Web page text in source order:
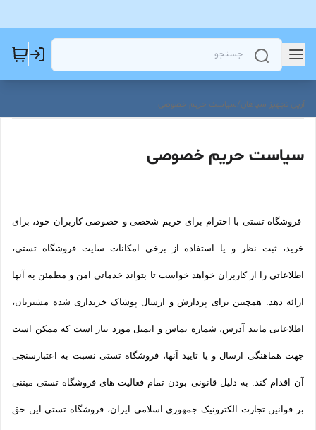
آرین تجهیز سپاهان/سیاست حریم خصوصی
سیاست حریم خصوصی
فروشگاه تستی با احترام برای حریم شخصی و خصوصی کاربران خود، برای
خرید، ثبت نظر و یا استفاده از برخی امکانات سایت فروشگاه تستی،
اطلاعاتی را از کاربران خواهد خواست تا بتواند خدماتی امن و مطمئن به آنها
ارائه دهد. همچنین برای پردازش و ارسال پوشاک خریداری شده مشتریان،
اطلاعاتی مانند آدرس، شماره تماس و ایمیل مورد نیاز است که ممکن است
جهت هماهنگی ارسال و یا تایید آنها، فروشگاه تستی نسبت به اعتبارسنجی
آن اقدام کند. به دلیل قانونی بودن تمام فعالیت های فروشگاه تستی مبتنی
بر قوانین تجارت الکترونیک جمهوری اسلامی ایران، فروشگاه تستی این حق